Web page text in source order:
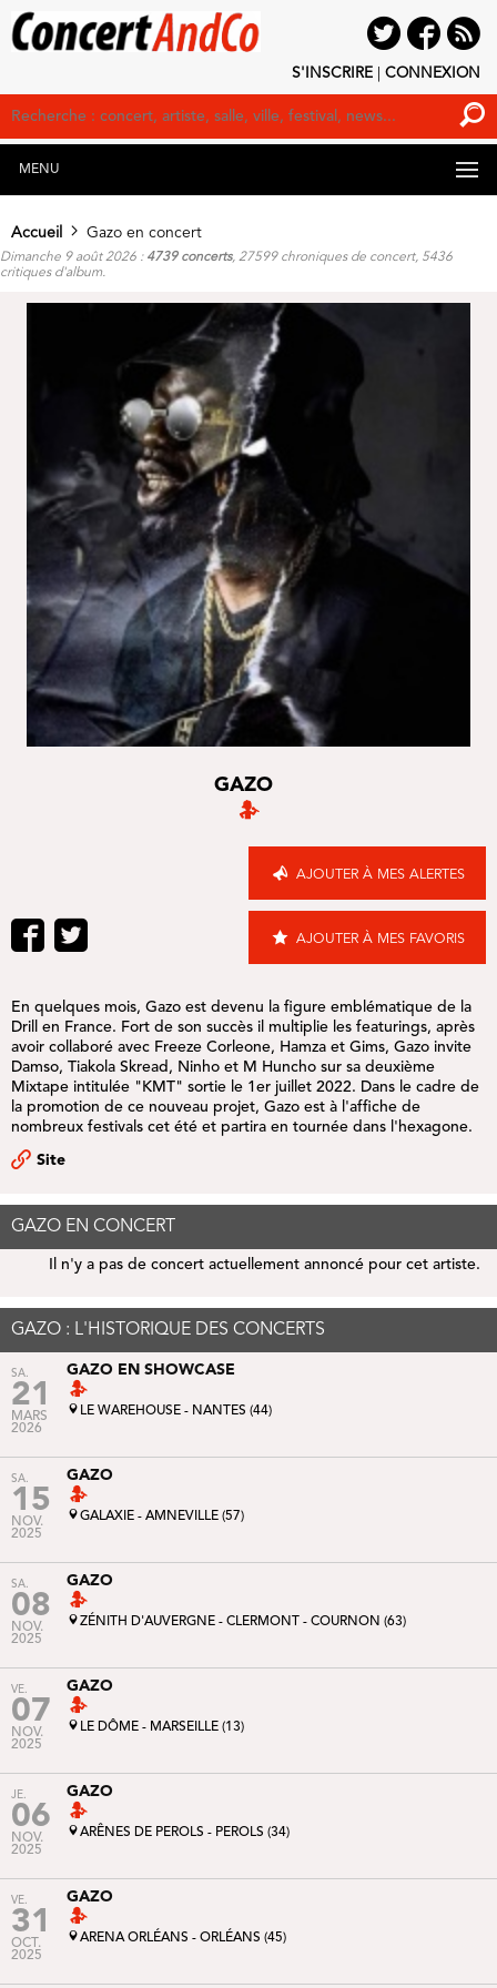
S'INSCRIRE CONNEXION
MENU
Accueil Gazo en concert
Dimanche 9 août 2026 : 4739 concerts, 27599 chroniques de concert, 5436
critiques d'album.
GAZO
AJOUTER À MES ALERTES
AJOUTER À MES FAVORIS
En quelques mois, Gazo est devenu la figure emblématique de la
Drill en France. Fort de son succès il multiplie les featurings, après
avoir collaboré avec Freeze Corleone, Hamza et Gims, Gazo invite
Damso, Tiakola Skread, Ninho et M Huncho sur sa deuxième
Mixtape intitulée "KMT" sortie le 1er juillet 2022. Dans le cadre de
la promotion de ce nouveau projet, Gazo est à l'affiche de
nombreux festivals cet été et partira en tournée dans l'hexagone.
Site
GAZO EN CONCERT
Il n'y a pas de concert actuellement annoncé pour cet artiste.
GAZO : L'HISTORIQUE DES CONCERTS
SA.
21
MARS
2026
GAZO EN SHOWCASE
LE WAREHOUSE - NANTES (44)
SA.
15
NOV.
2025
GAZO
GALAXIE - AMNEVILLE (57)
SA.
08
NOV.
2025
GAZO
ZÉNITH D'AUVERGNE - CLERMONT - COURNON (63)
VE.
07
NOV.
2025
GAZO
LE DÔME - MARSEILLE (13)
JE.
06
NOV.
2025
GAZO
ARÊNES DE PEROLS - PEROLS (34)
VE.
31
OCT.
2025
GAZO
ARENA ORLÉANS - ORLÉANS (45)